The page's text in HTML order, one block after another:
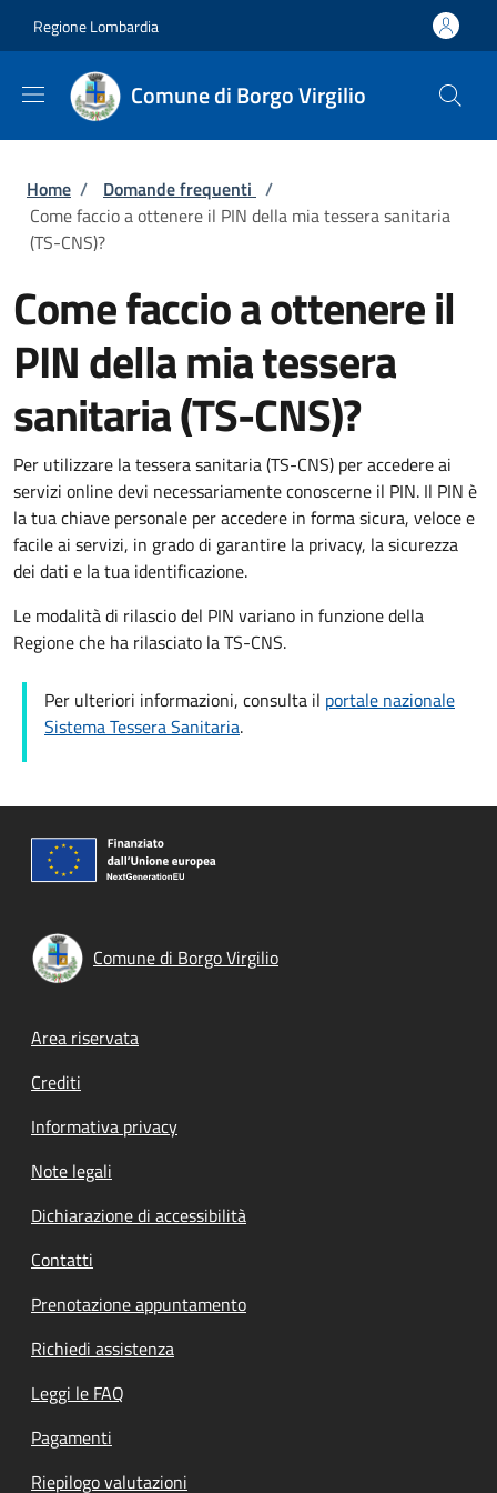
Regione Lombardia
Comune di Borgo Virgilio
Briciole di pane
Home / Domande frequenti /
Come faccio a ottenere il PIN della mia tessera sanitaria
(TS-CNS)?
Come faccio a ottenere il
PIN della mia tessera
sanitaria (TS-CNS)?
Per utilizzare la tessera sanitaria (TS-CNS) per accedere ai
servizi online devi necessariamente conoscerne il PIN. Il PIN è
la tua chiave personale per accedere in forma sicura, veloce e
facile ai servizi, in grado di garantire la privacy, la sicurezza
dei dati e la tua identificazione.
Le modalità di rilascio del PIN variano in funzione della
Regione che ha rilasciato la TS-CNS.
Per ulteriori informazioni, consulta il portale nazionale
Sistema Tessera Sanitaria.
Comune di Borgo Virgilio
Footer menu
Area riservata
Crediti
Informativa privacy
Note legali
Dichiarazione di accessibilità
Contatti
Prenotazione appuntamento
Richiedi assistenza
Leggi le FAQ
Pagamenti
Riepilogo valutazioni